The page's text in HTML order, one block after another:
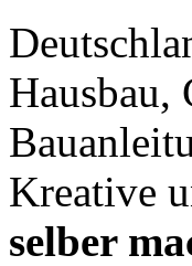
Hausbau,
Kreative
selber